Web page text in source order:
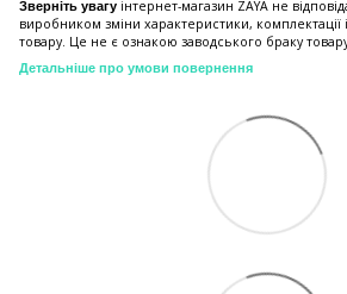
Зверніть увагу інтернет-магазин ZAYA не
виробником зміни характеристики, комплектації
товару. Це не є ознакою заводського браку
Детальніше про умови повернення